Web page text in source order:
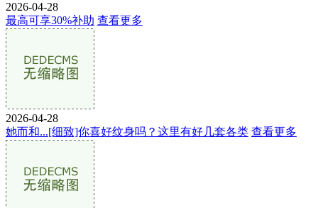
2026-04-28
最高可享30%补助 查看更多
2026-04-28
她而和...[细致]你喜好纹身吗？这里有好几套各类 查看更多